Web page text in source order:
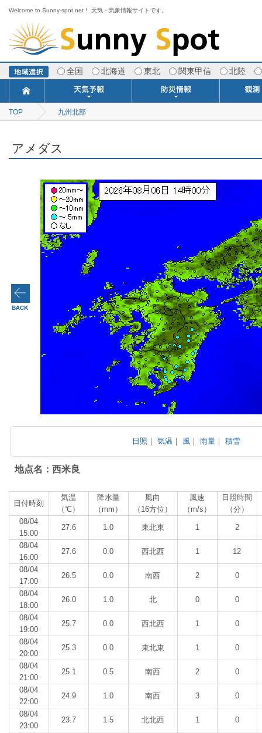
Welcome to Sunny-spot.net！ 天気・気象情報サイトです。
全国 北海道 東北 関東甲信 北陸
TOPICS
分布予報
今日明日の天気
ポイント予報
週間天気予報
1ヶ月予報
3ヶ月予報
寒・暖候期予報
世界の天気
海上予報
TOP 九州北部
アメダス
日照 ｜気温 ｜ 風 ｜雨量 ｜積雪
地点名：西米良
日付時刻
気温
（℃）
降水量
（mm）
風向
（16方位）
風速
（m/s）
日照時間
（分）
08/04
15:00
27.6 1.0 東北東 1 2
08/04
16:00
27.6 0.0 西北西 1 12
08/04
17:00
26.5 0.0 南西 2 0
08/04
18:00
26.0 1.0 北 0 0
08/04
19:00
25.7 0.0 西北西 1 0
08/04
20:00
25.3 0.0 東北東 1 0
08/04
21:00
25.1 0.5 南西 2 0
08/04
22:00
24.9 1.0 南西 3 0
08/04
23:00
23.7 1.5 北北西 1 0